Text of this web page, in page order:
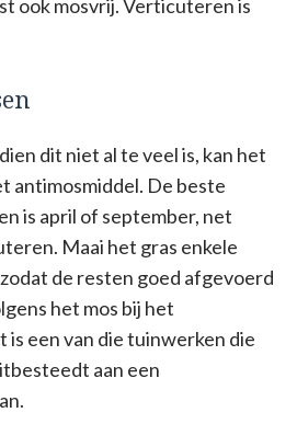
ook mosvrij. Verticuteren is
dit niet al te veel is, kan het
antimosmiddel. De beste
is april of september, net
Maai het gras enkele
de resten goed afgevoerd
het mos bij het
een van die tuinwerken die
aan een